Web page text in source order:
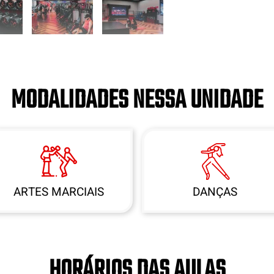
MODALIDADES NESSA UNIDADE
ARTES MARCIAIS DANÇAS